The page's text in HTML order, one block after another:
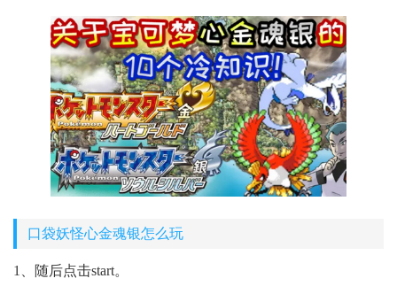
口袋妖怪心金魂银怎么玩
1、随后点击start。